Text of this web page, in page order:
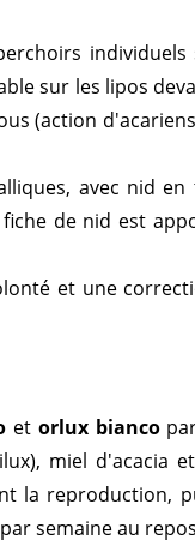
sur les lipos
(action
avec nid
de nid est
et une
et orlux bianco
miel d'acacia
la reproduction,
semaine au